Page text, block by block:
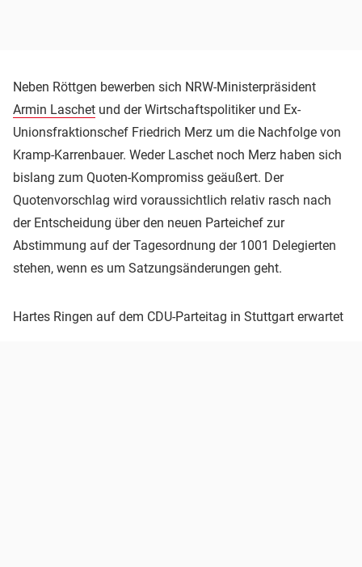
Neben Röttgen bewerben sich NRW-Ministerpräsident
Armin Laschet und der Wirtschaftspolitiker und Ex-
Unionsfraktionschef Friedrich Merz um die Nachfolge von
Kramp-Karrenbauer. Weder Laschet noch Merz haben sich
bislang zum Quoten-Kompromiss geäußert. Der
Quotenvorschlag wird voraussichtlich relativ rasch nach
der Entscheidung über den neuen Parteichef zur
Abstimmung auf der Tagesordnung der 1001 Delegierten
stehen, wenn es um Satzungsänderungen geht.
Hartes Ringen auf dem CDU-Parteitag in Stuttgart erwartet